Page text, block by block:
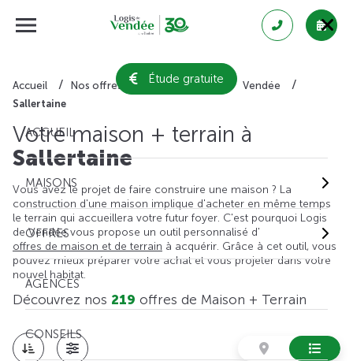
Étude gratuite
ACCUEIL
MAISONS
OFFRES
AGENCES
CONSEILS
Accueil Nos offres de maison + terrain
Vendée
Sallertaine
Votre maison + terrain à
Sallertaine
Vous avez le projet de faire construire une maison ? La
construction d'une maison implique d'acheter en même temps
le terrain qui accueillera votre futur foyer. C'est pourquoi Logis
de Vendée vous propose un outil personnalisé d'
offres de maison et de terrain à acquérir. Grâce à cet outil, vous
pouvez mieux préparer votre achat et vous projeter dans votre
nouvel habitat.
Découvrez nos 219 offres de Maison + Terrain